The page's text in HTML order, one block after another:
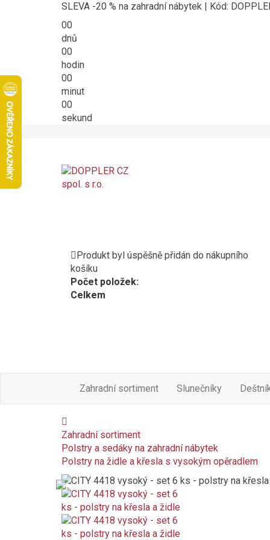
SLEVA -20 % na zahradní nábytek | Kód:
00
dnů
00
hodin
00
minut
00
sekund
Produkt byl úspěšně přidán do nákupního
košíku
Počet položek:
Celkem
Zahradní sortiment Slunečníky
Zahradní sortiment
Polstry a sedáky na zahradní nábytek
Polstry na židle a křesla s vysokým opěradlem